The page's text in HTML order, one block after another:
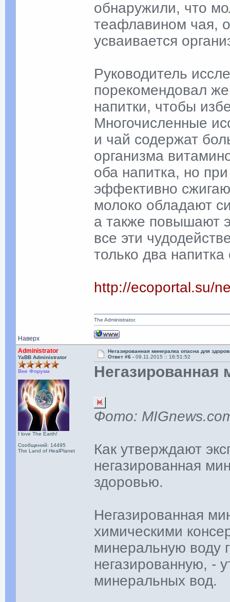
обнаружили, что
теафлавином чая,
усваивается
Руководитель
порекомендовал
напитки, чтобы
Многочисленные
и чай содержат
организма
оба напитка, но
эффективно
молоко обладают
а также повышают
все эти
только два
http://ecoportal.su/
Наверх
The Administrator.
Administrator
YaBB Administrator
Вне Форума
I love The Earth!
Сообщений: 14495
The Land of HealPlanet
Негазированная минералка опасна для
Ответ #6 -09.11.2015 :: 16:51:52
Негазированная
Фото:
Как утверждают
негазированная
здоровью.
Негазированная
химическими
минеральную воду
негазированную, -
минеральных вод.